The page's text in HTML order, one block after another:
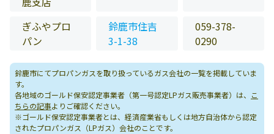
ぎふやプロ
パン
鈴鹿市住吉
3-1-38
059-378-
0290
鈴鹿市にてプロパンガスを取り扱っているガス会社の一覧を掲載していま
す。
各地域のゴールド保安認定事業者（第一号認定LPガス販売事業者）は、
こ
ちらの記事よりご確認ください。
※ゴールド保安認定事業者とは、経済産業省もしくは地方自治体から認定
されたプロパンガス（LPガス）会社のことです。